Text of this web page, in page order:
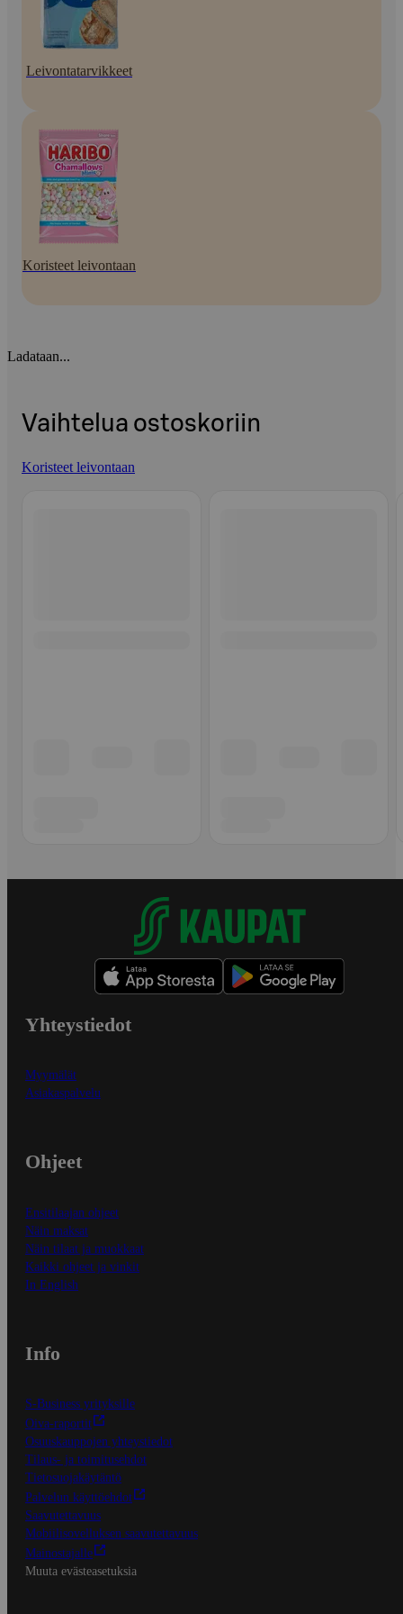
Leivontatarvikkeet
Koristeet leivontaan
Ladataan...
Vaihtelua ostoskoriin
Koristeet leivontaan
Yhteystiedot
Myymälät
Asiakaspalvelu
Ohjeet
Ensitilaajan ohjeet
Näin maksat
Näin tilaat ja muokkaat
Kaikki ohjeet ja vinkit
In English
Info
S-Business yrityksille
Oiva-raportit
Osuuskauppojen yhteystiedot
Tilaus- ja toimitusehdot
Tietosuojakäytäntö
Palvelun käyttöehdot
Saavutettavuus
Mobiilisovelluksen saavutettavuus
Mainostajalle
Muuta evästeasetuksia